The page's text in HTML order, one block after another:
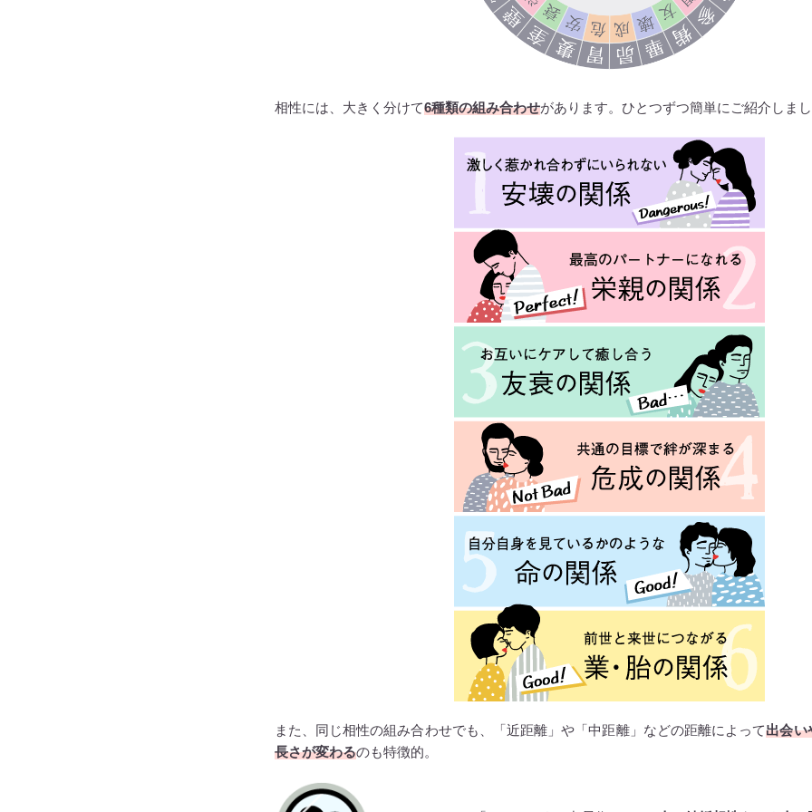
相性には、大きく分けて6種類の組み合わせがあります。ひとつずつ簡単にご紹介しま
また、同じ相性の組み合わせでも、「近距離」や「中距離」などの距離によって出会い
長さが変わるのも特徴的。